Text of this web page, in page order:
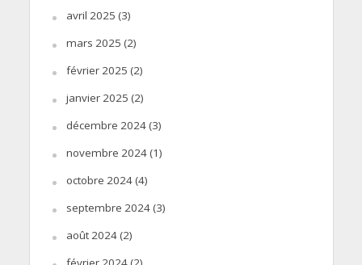
avril 2025 (3)
mars 2025 (2)
février 2025 (2)
janvier 2025 (2)
décembre 2024(3)
novembre 2024(1)
octobre 2024(4)
septembre 2024(3)
août 2024(2)